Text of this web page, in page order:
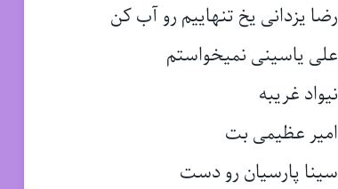
رضا یزدانی یخ تنهاییم رو آب کن
علی یاسینی نمیخواستم
نیواد غریبه
امیر عظیمی بت
سینا پارسیان رو دست